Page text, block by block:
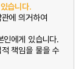
습니다.
에 의거하여
인에게 있습니다.
책임을 물을 수